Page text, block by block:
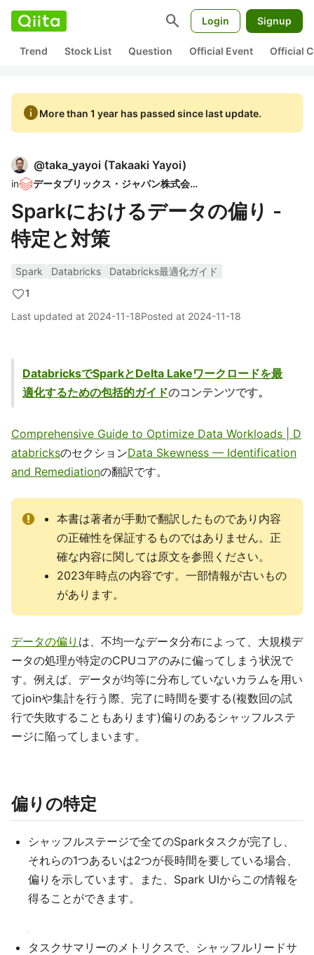
search Login Signup
Trend Stock List Question Official Event Official
infoMore than 1 year has passed since last update.
@taka_yayoi (Takaaki Yayoi)
in データブリックス・ジャパン株式会社
Sparkにおけるデータの偏り -
特定と対策
Spark Databricks
Databricks最適化ガイド
1
Last updated at 2024-11-18Posted at 2024-11-18
DatabricksでSparkとDelta Lakeワークロードを最
適化するための包括的ガイドのコンテンツです。
Comprehensive Guide to Optimize Data Workloads | D
atabricksのセクションData Skewness — Identification
and Remediationの翻訳です。
本書は著者が手動で翻訳したものであり内容
の正確性を保証するものではありません。正
確な内容に関しては原文を参照ください。
2023年時点の内容です。一部情報が古いもの
があります。
データの偏り は、不均一なデータ分布によって、大規模デ
ータの処理が特定のCPUコアのみに偏ってしまう状況で
す。例えば、データが均等に分布していないカラムを用い
てjoinや集計を行う際、完了に時間を要する(複数回の試
行で失敗することもあります)偏りのあるシャッフルステ
ージに陥ってしまいます。
偏りの特定
シャッフルステージで全てのSparkタスクが完了し、
それらの1つあるいは2つが長時間を要している場合、
偏りを示しています。また、Spark UIからこの情報を
得ることができます。
タスクサマリーのメトリクスで、シャッフルリードサ